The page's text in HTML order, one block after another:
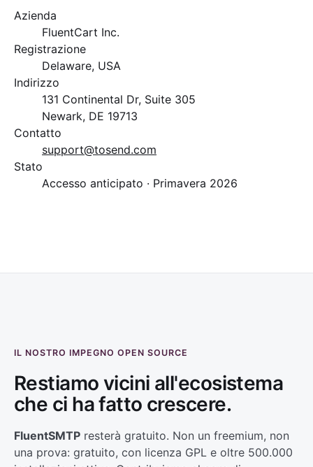
Azienda
FluentCart Inc.
Registrazione
Delaware, USA
Indirizzo
131 Continental Dr, Suite 305
Newark, DE 19713
Contatto
support@tosend.com
Stato
Accesso anticipato · Primavera 2026
IL NOSTRO IMPEGNO OPEN SOURCE
Restiamo vicini all'ecosistema
che ci ha fatto crescere.
FluentSMTP resterà gratuito. Non un freemium, non
una prova: gratuito, con licenza GPL e oltre 500.000